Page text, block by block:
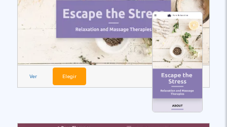
Ver Elegir